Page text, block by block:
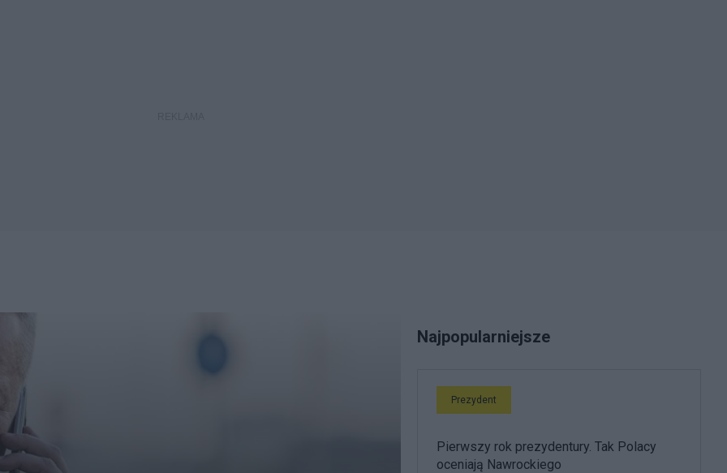
Najpopularniejsze
Prezydent
Pierwszy rok prezydentury. Tak Polacy
oceniają Nawrockiego